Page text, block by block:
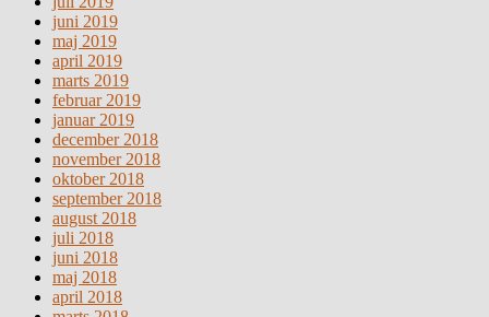
juni 2019
maj 2019
april 2019
marts 2019
februar 2019
januar 2019
december 2018
november 2018
oktober 2018
september 2018
august 2018
juli 2018
juni 2018
maj 2018
april 2018